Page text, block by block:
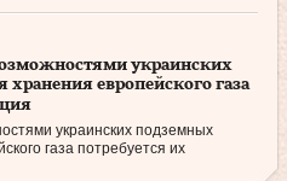
украинских
европейского газа
украинских подземных
газа потребуется их